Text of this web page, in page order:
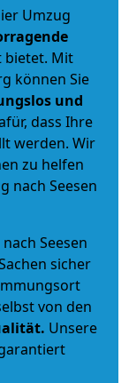
Umzug
bietet. Mit
können Sie
und
dass Ihre
werden. Wir
zu helfen
nach Seesen
Seesen
sicher
von den
. Unsere